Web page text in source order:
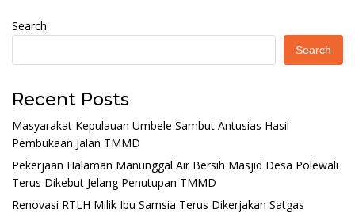
Search
Search
Recent Posts
Masyarakat Kepulauan Umbele Sambut Antusias Hasil
Pembukaan Jalan TMMD
Pekerjaan Halaman Manunggal Air Bersih Masjid Desa Polewali
Terus Dikebut Jelang Penutupan TMMD
Renovasi RTLH Milik Ibu Samsia Terus Dikerjakan Satgas